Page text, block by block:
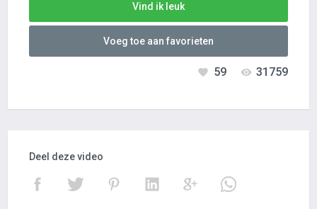
Vind ik leuk
Voeg toe aan favorieten
31759
59
Deel deze video